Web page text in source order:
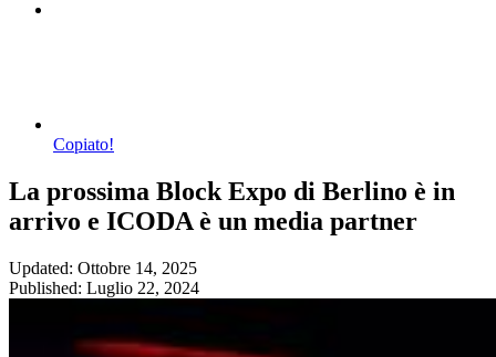
Copiato!
La prossima Block Expo di Berlino è in
arrivo e ICODA è un media partner
Updated: Ottobre 14, 2025
Published: Luglio 22, 2024